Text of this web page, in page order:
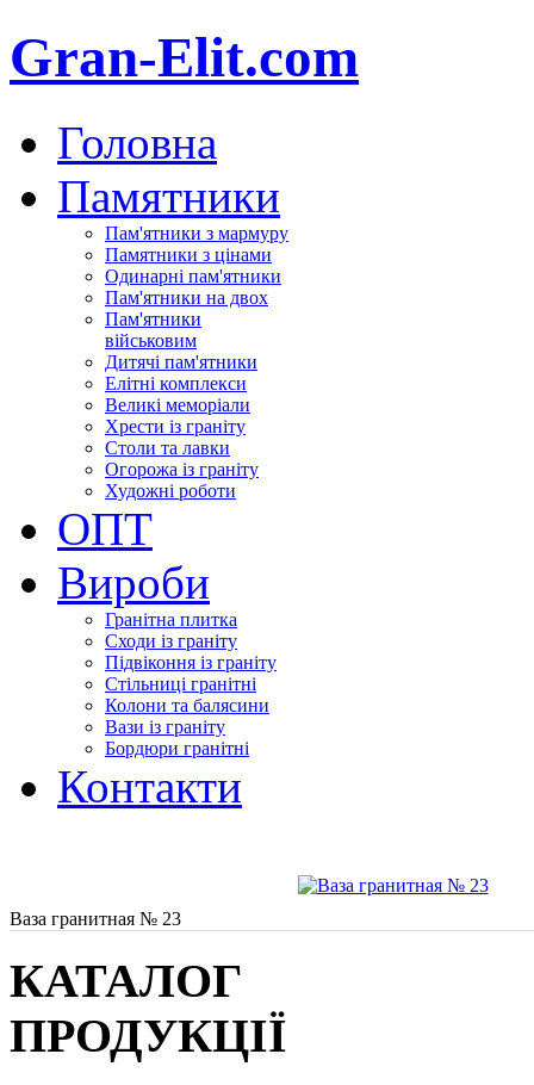
Gran-Elit.com
Головна
Памятники
Пам'ятники з мармуру
Памятники з цінами
Одинарні пам'ятники
Пам'ятники на двох
Пам'ятники
військовим
Дитячі пам'ятники
Елітні комплекси
Великі меморіали
Хрести із граніту
Столи та лавки
Огорожа із граніту
Художні роботи
ОПТ
Вироби
Гранітна плитка
Сходи із граніту
Підвіконня із граніту
Стільниці гранітні
Колони та балясини
Вази із граніту
Бордюри гранітні
Контакти
Ваза гранитная № 23
КАТАЛОГ
ПРОДУКЦІЇ